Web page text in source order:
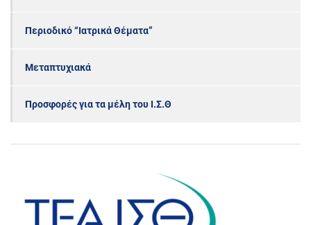
Περιοδικό “Ιατρικά Θέματα”
Μεταπτυχιακά
Προσφορές για τα μέλη του Ι.Σ.Θ